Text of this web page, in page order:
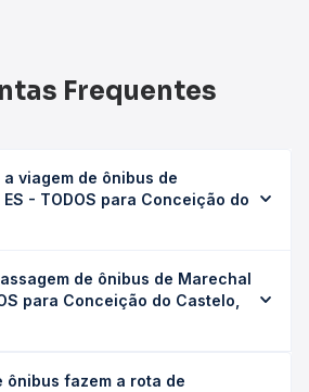
Frequentes
viagem de ônibus de
- TODOS para Conceição do
ES leva em média 2h,
a viação, o tipo de serviço
ou leito) e as condições de
de ônibus de Marechal
para Conceição do Castelo,
do Castelo, ES custa em média
ônibus fazem a rota de